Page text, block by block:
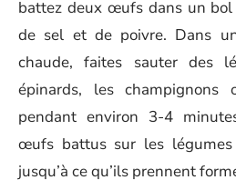
battez deux œufs dans un
de sel et de poivre. Dans
chaude, faites sauter des
épinards, les
pendant environ 3-4
œufs battus sur les
jusqu’à ce qu’ils prennent